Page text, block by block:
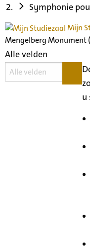
Symphonie
Mijn
Mengelberg Monument
Alle velden
u